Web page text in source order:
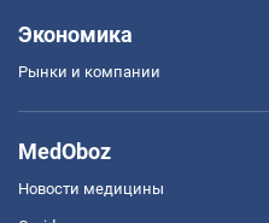
Экономика
Рынки и компании
MedOboz
Новости медицины